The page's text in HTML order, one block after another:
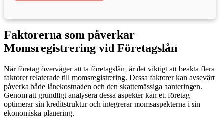
Faktorerna som påverkar
Momsregistrering vid Företagslån
När företag överväger att ta företagslån, är det viktigt att beakta flera
faktorer relaterade till momsregistrering. Dessa faktorer kan avsevärt
påverka både lånekostnaden och den skattemässiga hanteringen.
Genom att grundligt analysera dessa aspekter kan ett företag
optimerar sin kreditstruktur och integrerar momsaspekterna i sin
ekonomiska planering.